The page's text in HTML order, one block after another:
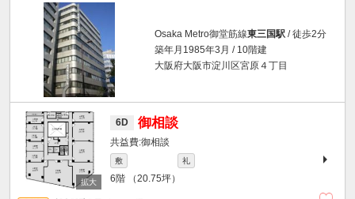
Osaka Metro御堂筋線東三国駅 / 徒歩2分
築年月1985年3月 / 10階建
大阪府大阪市淀川区宮原４丁目
6D 御相談
御相談
敷 礼
6階 （20.75坪）